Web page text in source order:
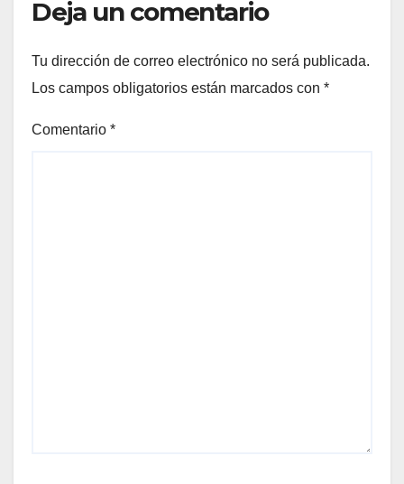
Deja un comentario
Tu dirección de correo electrónico no será publicada.
Los campos obligatorios están marcados con *
Comentario *